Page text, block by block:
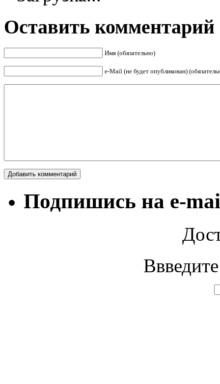
Оставить комментарий
Имя (обязательно)
е-Mail (не будет опубликован)
Подпишись на e-